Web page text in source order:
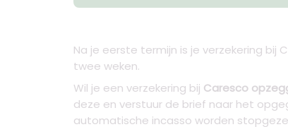
Na je eerste termijn is je verzekering bij
twee weken.
Wil je een verzekering bij Caresco
deze en verstuur de brief naar het
automatische incasso worden